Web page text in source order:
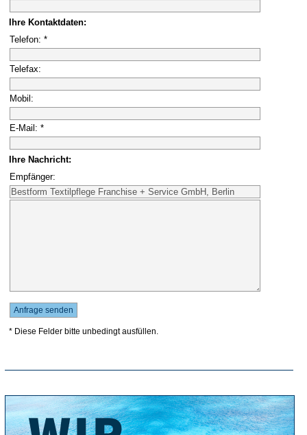
Ihre Kontaktdaten:
Telefon: *
Telefax:
Mobil:
E-Mail: *
Ihre Nachricht:
Empfänger:
* Diese Felder bitte unbedingt ausfüllen.